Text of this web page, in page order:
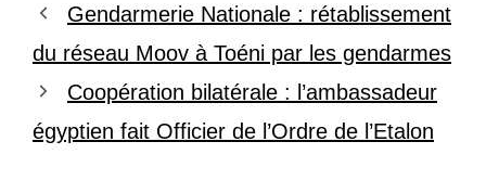
Gendarmerie Nationale : rétablissement
du réseau Moov à Toéni par les gendarmes
Coopération bilatérale : l’ambassadeur
égyptien fait Officier de l’Ordre de l’Etalon